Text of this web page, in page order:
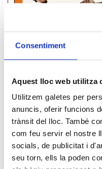
Consentiment
Aquest lloc web utilitza
Utilitzem galetes per
anuncis, oferir funcions
trànsit del lloc. També
com feu servir el nostre
socials, de publicitat i
seu torn, ells la poden
Esdeveniments